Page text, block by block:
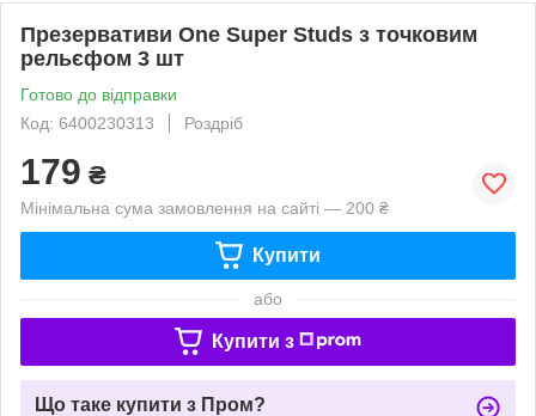
Презервативи One Super Studs з точковим
рельєфом 3 шт
Готово до відправки
Код: 6400230313
Роздріб
179 ₴
Мінімальна сума замовлення на сайті — 200 ₴
Купити
або
Купити з
Що таке купити з Пром?